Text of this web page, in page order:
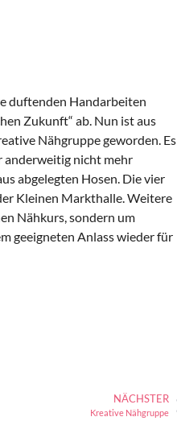
duftenden Handarbeiten
Zukunft“ ab. Nun ist aus
Nähgruppe geworden. Es
anderweitig nicht mehr
abgelegten Hosen. Die vier
Kleinen Markthalle. Weitere
Nähkurs, sondern um
geeigneten Anlass wieder für
NÄCHSTER
Kreative Nähgruppe